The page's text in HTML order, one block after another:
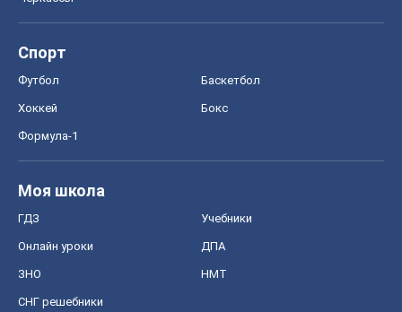
Спорт
Футбол Баскетбол
Хоккей Бокс
Формула-1
Моя школа
ГДЗ Учебники
Онлайн уроки ДПА
ЗНО НМТ
СНГ решебники